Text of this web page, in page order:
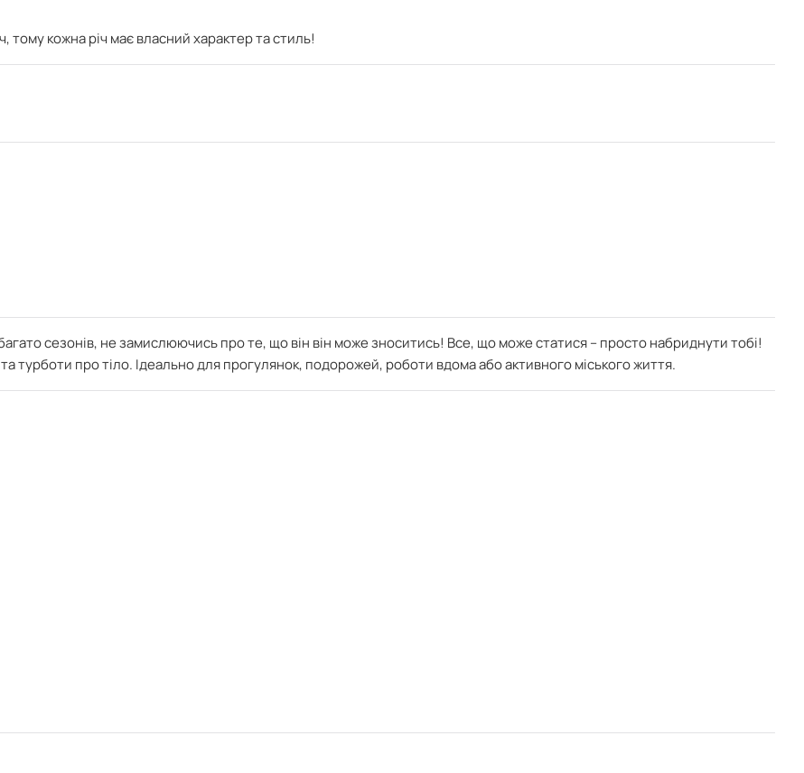
кожна річ має власний характер та стиль!
сезонів, не замислюючись про те, що він він може зноситись! Все, що може статися – просто набриднути тобі!
турботи про тіло. Ідеально для прогулянок, подорожей, роботи вдома або активного міського життя.